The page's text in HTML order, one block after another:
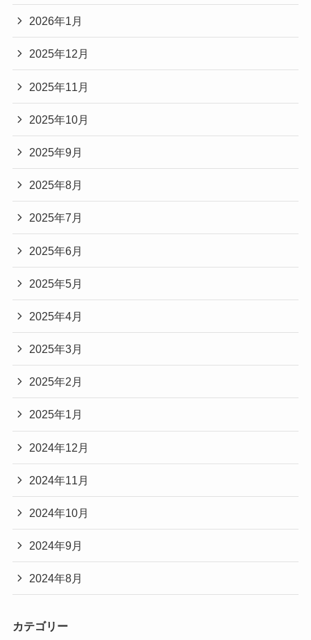
2026年1月
2025年12月
2025年11月
2025年10月
2025年9月
2025年8月
2025年7月
2025年6月
2025年5月
2025年4月
2025年3月
2025年2月
2025年1月
2024年12月
2024年11月
2024年10月
2024年9月
2024年8月
カテゴリー